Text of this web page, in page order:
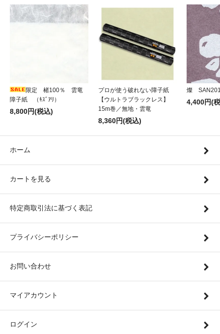
限定 楮100％ 雲竜
障子紙 （ｷｽﾞｱﾘ）
8,800円(税込)
プロが使う破れない障子紙
【ウルトラブラックレス】
15m巻／無地・雲竜
8,360円(税込)
燦
4,400円(
ホーム
カートを見る
特定商取引法に基づく表記
プライバシーポリシー
お問い合わせ
マイアカウント
ログイン